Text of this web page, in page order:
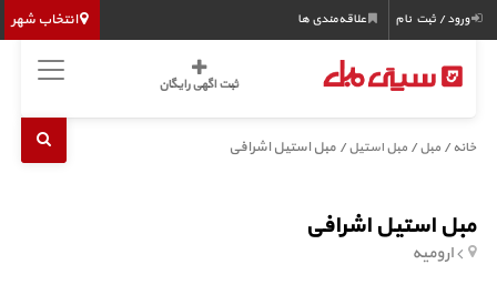
انتخاب شهر ورود / ثبت نام علاقه‌مندی ها
ثبت اگهی رایگان
خانه /مبل/مبل استیل/ مبل استیل اشرافی
مبل استیل اشرافی
ارومیه